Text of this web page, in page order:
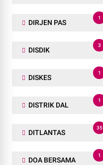
DIRJEN PAS
1
DISDIK
3
DISKES
1
DISTRIK DAL
1
DITLANTAS
35
DOA BERSAMA
1